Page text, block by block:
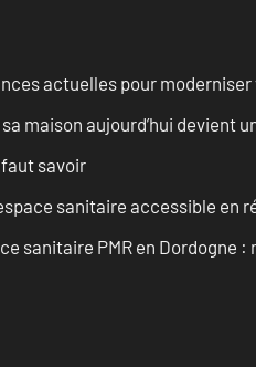
actuelles pour
maison aujourd’hui devient
faut savoir
sanitaire accessible en
sanitaire PMR en Dordogne